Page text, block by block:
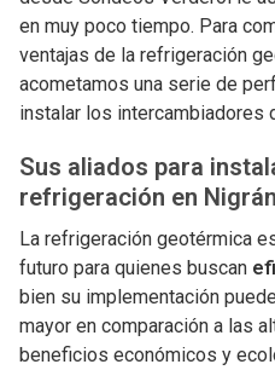
en muy poco tiempo. Para
ventajas de la refrigeración
acometamos una serie de
instalar los intercambiadores
Sus aliados para
refrigeración en Nigrán
La refrigeración geotérmica
futuro para quienes buscan
bien su implementación
mayor en comparación a las
beneficios económicos y